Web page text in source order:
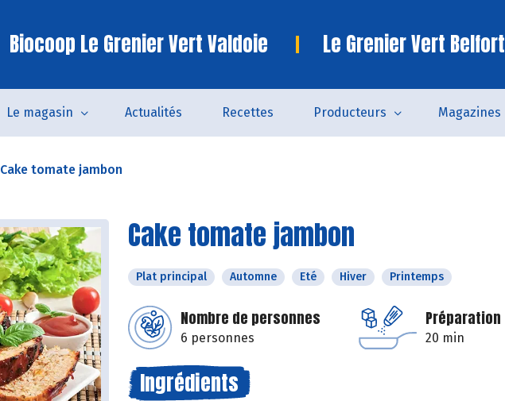
Biocoop Le Grenier Vert Valdoie Le Grenier Vert Belfort
Le magasin Actualités Recettes Producteurs Magazines
Cake tomate jambon
Cake tomate jambon
Plat principal Automne Eté Hiver Printemps
Nombre de personnes
6 personnes
Préparation
20 min
Ingrédients